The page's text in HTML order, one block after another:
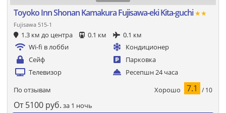
Toyoko Inn Shonan Kamakura Fujisawa-eki Kita-guchi★★
Fujisawa 515-1
1.3 км до центра 0.1 км
0.1 км
Wi-fi в лобби
Кондиционер
Сейф
Парковка
Телевизор
Ресепшн 24 часа
По отзывам Хорошо 7.1 / 10
От 5100 руб. за 1 ночь